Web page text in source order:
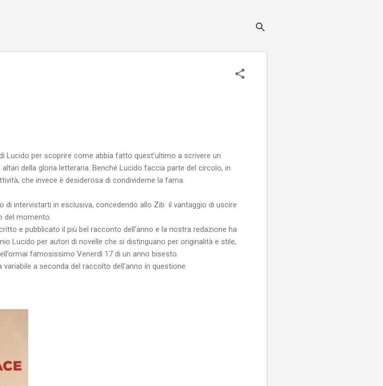
Lucido per scoprire come abbia fatto quest’ultimo a scrivere un
della gloria letteraria. Benché Lucido faccia parte del circolo, in
che invece è desiderosa di condividerne la fama.
di intervistarti in esclusiva, concedendo allo Zib il vantaggio di uscire
del momento.
e pubblicato il più bel racconto dell’anno e la nostra redazione ha
Lucido per autori di novelle che si distinguano per originalità e stile,
famosissimo Venerdì 17 di un anno bisesto.
a seconda del raccolto dell’anno in questione